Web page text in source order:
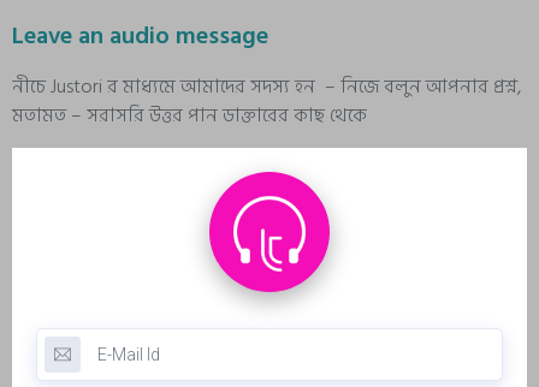
Leave an audio message
নীচে Justori র মাধ্যমে আমাদের সদস্য হন – নিজে বলুন আপনার প্রশ্ন,
মতামত – সরাসরি উত্তর পান ডাক্তারের কাছ থেকে